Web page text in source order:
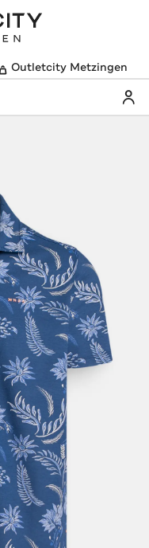
Outletcity Metzingen